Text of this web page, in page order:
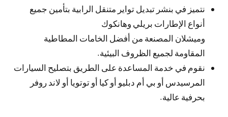
نتميز في بنشر تبديل تواير متنقل الرابية بتأمين جميع
أنواع الإطارات بريلي وهانكوك
وميشلان المصنعة من أفضل الخامات المطاطية
المقاومة لجميع الظروف البيئية.
نقوم في خدمة المساعدة على الطريق بتصليح السيارات
المرسيدس أو بي أم دبليو أو كيا أو توتويا أو لاند روفر
بحرفية عالية.